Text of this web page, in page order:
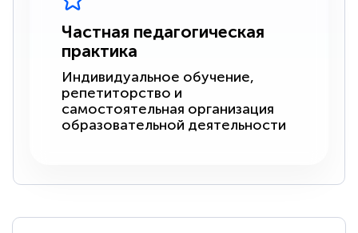
Частная педагогическая
практика
Индивидуальное обучение,
репетиторство и
самостоятельная организация
образовательной деятельности